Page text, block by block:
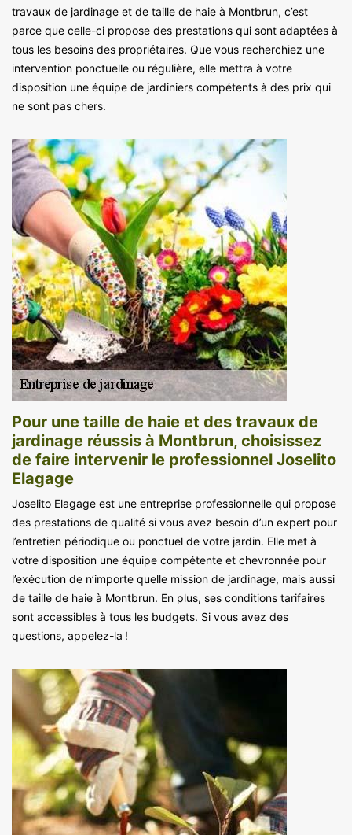
travaux de jardinage et de taille de haie à Montbrun, c’est
parce que celle-ci propose des prestations qui sont adaptées à
tous les besoins des propriétaires. Que vous recherchiez une
intervention ponctuelle ou régulière, elle mettra à votre
disposition une équipe de jardiniers compétents à des prix qui
ne sont pas chers.
Pour une taille de haie et des travaux de
jardinage réussis à Montbrun, choisissez
de faire intervenir le professionnel Joselito
Elagage
Joselito Elagage est une entreprise professionnelle qui propose
des prestations de qualité si vous avez besoin d’un expert pour
l’entretien périodique ou ponctuel de votre jardin. Elle met à
votre disposition une équipe compétente et chevronnée pour
l’exécution de n’importe quelle mission de jardinage, mais aussi
de taille de haie à Montbrun. En plus, ses conditions tarifaires
sont accessibles à tous les budgets. Si vous avez des
questions, appelez-la !